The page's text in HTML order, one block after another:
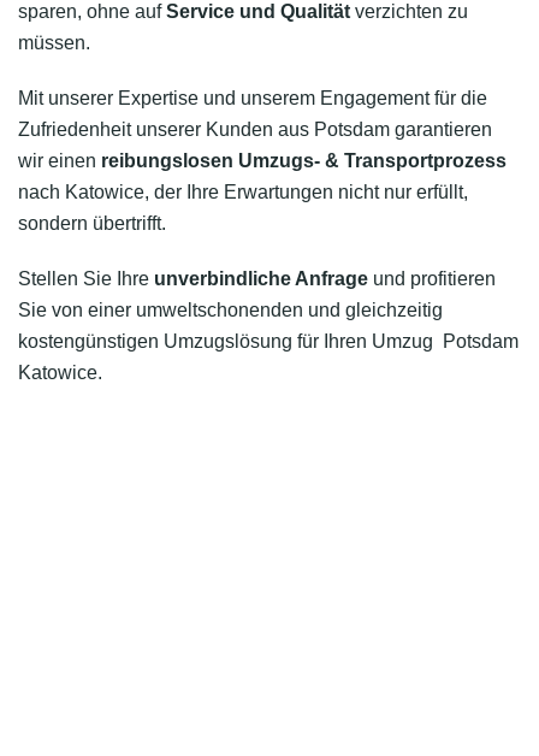
sparen, ohne aufService und Qualität verzichten zu
müssen.
Mit unserer Expertise und unserem Engagement für die
Zufriedenheit unserer Kunden aus Potsdam garantieren
wir einen reibungslosen Umzugs- & Transportprozess
nach Katowice, der Ihre Erwartungen nicht nur erfüllt,
sondern übertrifft.
Stellen Sie Ihre unverbindliche Anfrage und profitieren
Sie von einer umweltschonenden und gleichzeitig
kostengünstigen Umzugslösung für Ihren Umzug Potsdam
Katowice.